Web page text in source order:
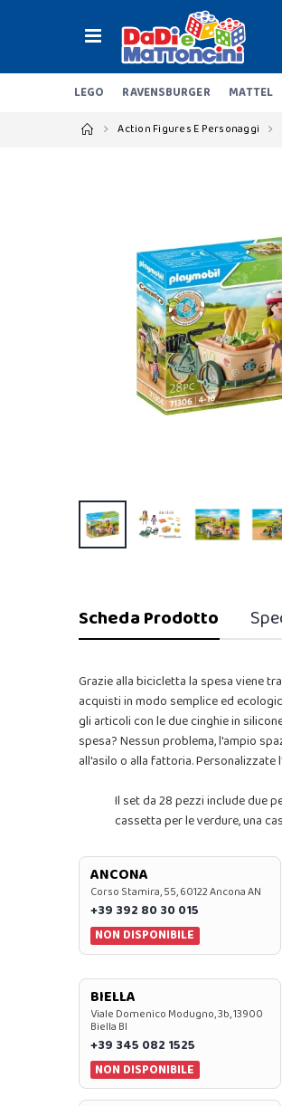
LEGO RAVENSBURGER MATTEL
Action Figures E Personaggi
Scheda Prodotto
Grazie alla bicicletta la spesa viene
acquisti in modo semplice ed
gli articoli con le due cinghie in
spesa? Nessun problema, l'ampio
all'asilo o alla fattoria.
Il set da 28 pezzi include due
cassetta per le verdure, una
ANCONA
Corso Stamira, 55, 60122 Ancona AN
+39 392 80 30 015
NON DISPONIBILE
BIELLA
Viale Domenico Modugno, 3b, 13900
Biella BI
+39 345 082 1525
NON DISPONIBILE